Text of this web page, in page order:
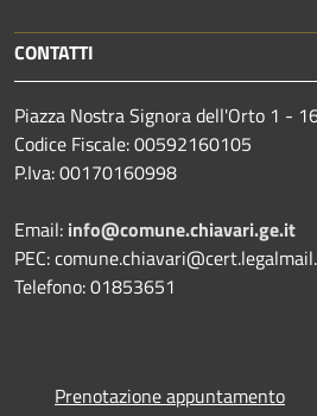
CONTATTI
Piazza Nostra Signora dell'Orto 1 -
Codice Fiscale: 00592160105
P.Iva: 00170160998
Email: info@comune.chiavari.ge.it
PEC:
Telefono: 01853651
Prenotazione appuntamento